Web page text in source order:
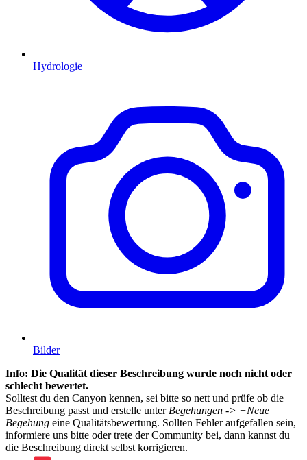
Hydrologie
Bilder
Info: Die Qualität dieser Beschreibung wurde noch nicht oder
schlecht bewertet.
Solltest du den Canyon kennen, sei bitte so nett und prüfe ob die
Beschreibung passt und erstelle unter Begehungen -> +Neue
Begehung eine Qualitätsbewertung. Sollten Fehler aufgefallen sein,
informiere uns bitte oder trete der Community bei, dann kannst du
die Beschreibung direkt selbst korrigieren.